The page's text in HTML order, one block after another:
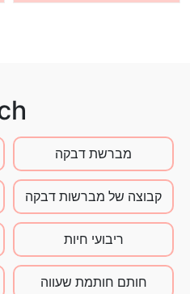
מברשת דבקה
קבוצה של מברשות דבקה
ריבועי חיות
חותם חותמת שעווה